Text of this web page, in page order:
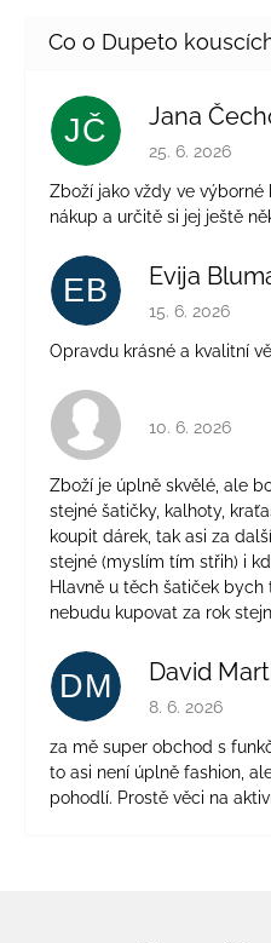
JČ Jana
Hodnocení
25. 6. 2026
Zboží jako vždy ve
nákup a určitě si jej ještě
EB Evija
Hodnocení
15. 6. 2026
Opravdu krásné a kvalitní
Hodnocení
10. 6. 2026
Zboží je úplně skvělé, ale
stejné šatičky, kalhoty,
koupit dárek, tak asi za
stejné (myslím tím střih) i
Hlavně u těch šatiček
nebudu kupovat za rok
DM David
Hodnocení
8. 6. 2026
za mě super obchod s
to asi není úplně fashion,
pohodlí. Prostě věci na